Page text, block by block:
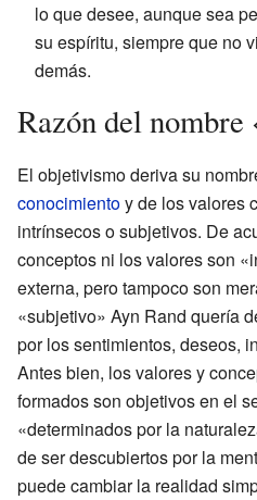
lo que desee, aunque sea
su espíritu, siempre que no
demás.
Razón del
El objetivismo deriva su
conocimientoy de los valores
intrínsecos o subjetivos. De
conceptos ni los valores son
externa, pero tampoco son
«subjetivo» Ayn Rand quería
por los sentimientos, deseos,
Antes bien, los valores y
formados son objetivos en el
«determinados por la
de ser descubiertos por la
puede cambiar la realidad